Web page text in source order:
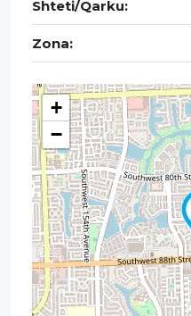
Shteti/Qarku:
Zona:
+
−